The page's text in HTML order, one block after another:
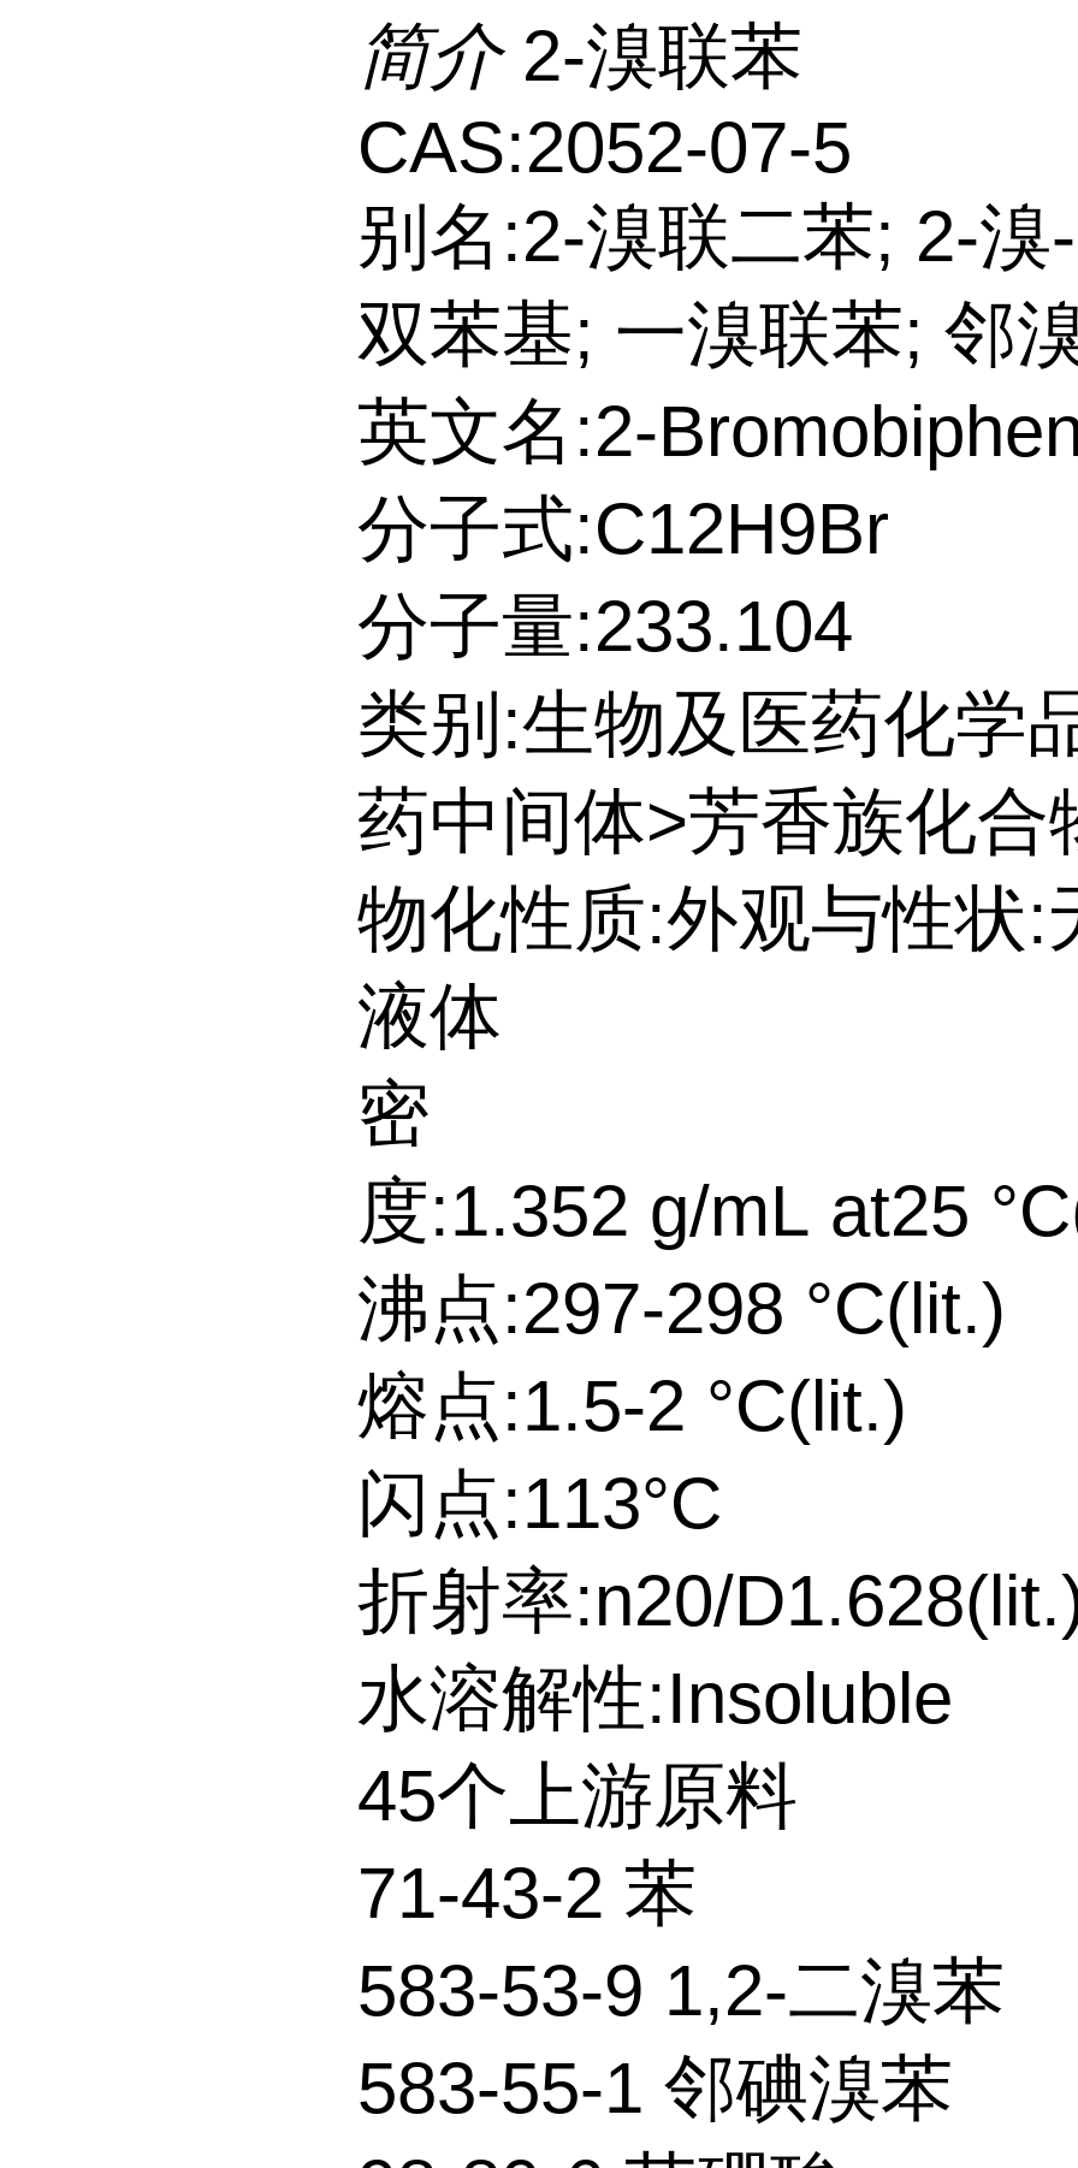
简介 2-溴联苯
CAS:2052-07-5
别名:2-溴联二苯; 2-溴
双苯基; 一溴联苯; 邻
英文名:2-
分子式:C12H9Br
分子量:233.104
类别:生物及医药化学
药中间体>芳香族化合
物化性质:外观与性状:
液体
密
度:1.352 g/mL at25
沸点:297-298 °C(lit.)
熔点:1.5-2 °C(lit.)
闪点:113°C
折射率:n20/
水溶解性:Insoluble
45个上游原料
71-43-2 苯
583-53-9 1,2-二溴苯
583-55-1 邻碘溴苯